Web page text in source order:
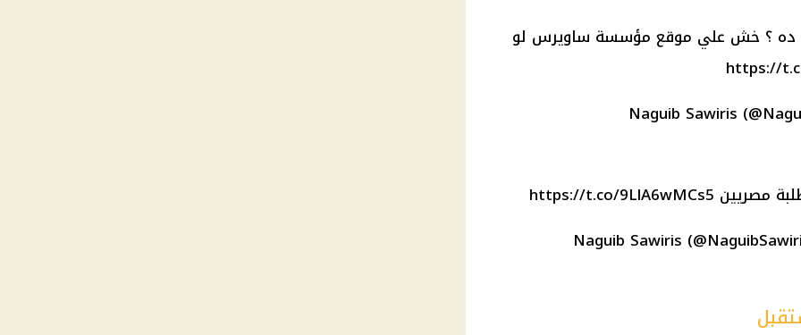
ده ؟ خش علي موقع مؤسسة ساويرس لو
https://
مصريين https://t.co/9LlA6wMCs5